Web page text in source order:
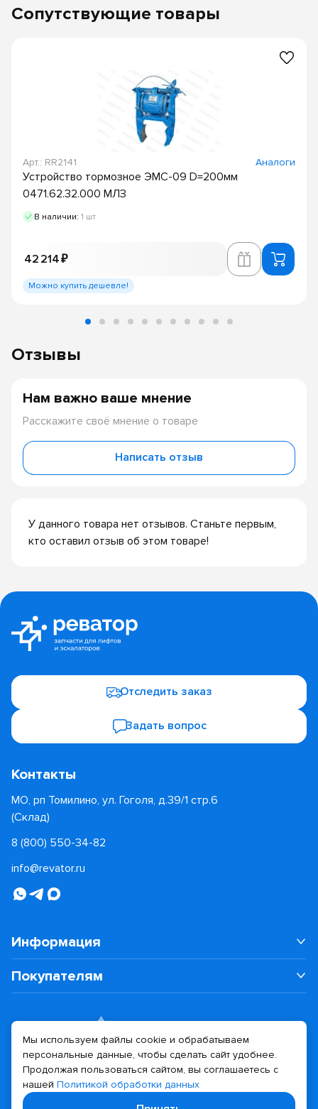
Сопутствующие товары
Арт.: RR2141 Аналоги
Устройство тормозное ЭМС-09 D=200мм
0471.62.32.000 МЛЗ
В наличии: 1 шт
42 214 ₽
Можно купить дешевле!
Отзывы
У данного товара нет отзывов. Станьте первым,
кто оставил отзыв об этом товаре!
Нам важно ваше мнение
Расскажите своё мнение о товаре
Написать отзыв
Отследить заказ
Задать вопрос
Контакты
МО, рп Томилино, ул. Гоголя, д.39/1 стр.6
(Склад)
8 (800) 550-34-82
info@revator.ru
Информация
Покупателям
Дизайн сайта Разработка сайта
Мы используем файлы cookie и обрабатываем
персональные данные, чтобы сделать сайт удобнее.
Продолжая пользоваться сайтом, вы соглашаетесь с
нашей Политикой обработки данных